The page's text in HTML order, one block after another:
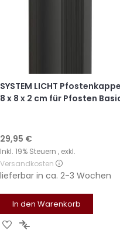
SYSTEM LICHT Pfostenkappe
8 x 8 x 2 cm für Pfosten
29,95 €
Inkl. 19% Steuern , exkl.
Versandkosten
lieferbar in ca. 2-3 Wochen
In den Warenkorb
Zur Zur